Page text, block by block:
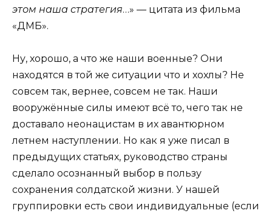
этом наша стратегия…» — цитата из фильма
«ДМБ».
Ну, хорошо, а что же наши военные? Они
находятся в той же ситуации что и хохлы? Не
совсем так, вернее, совсем не так. Наши
вооружённые силы имеют всё то, чего так не
доставало неонацистам в их авантюрном
летнем наступлении. Но как я уже писал в
предыдущих статьях, руководство страны
сделало осознанный выбор в пользу
сохранения солдатской жизни. У нашей
группировки есть свои индивидуальные (если